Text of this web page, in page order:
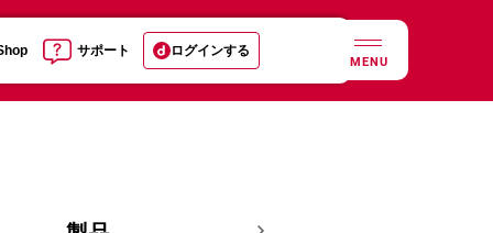
サポート ログインする
MENU